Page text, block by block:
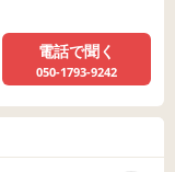
電話で聞く
050-1793-9242